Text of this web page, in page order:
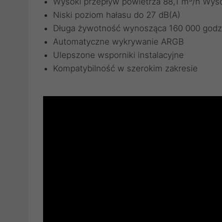
Niski poziom hałasu do 27 dB(A)
Długa żywotność wynosząca 160 000
Automatyczne wykrywanie ARGB
Ulepszone wsporniki instalacyjne
Kompatybilność w szerokim zakresie